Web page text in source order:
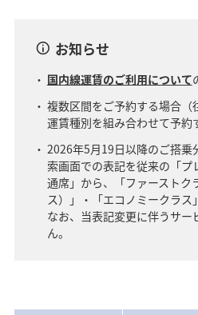
お知らせ
国内線運賃のご利用について
複数区間をご予約する場合（
運賃種別を組み合わせて予約
2026年5月19日以降のご搭乗
索画面での表記を従来の「プ
通席」から、「ファーストク
ス）」・「エコノミークラス
なお、当表記変更に伴うサー
ん。